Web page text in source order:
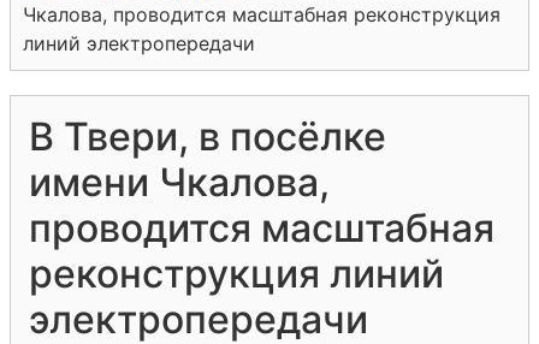
Чкалова, проводится масштабная реконструкция
линий электропередачи
В Твери, в посёлке
имени Чкалова,
проводится масштабная
реконструкция линий
электропередачи